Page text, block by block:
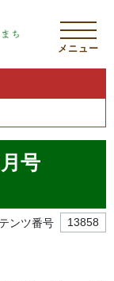
メニュー
号
ンツ番号 13858